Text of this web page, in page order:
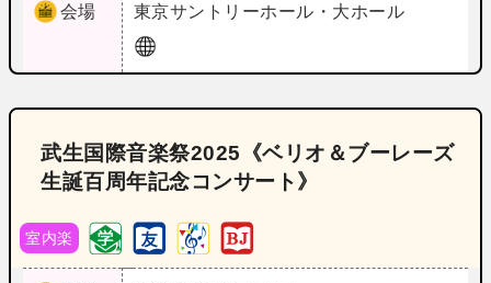
会場 東京サントリーホール・大ホール
武生国際音楽祭2025《ベリオ＆ブーレーズ
生誕百周年記念コンサート》
室内楽